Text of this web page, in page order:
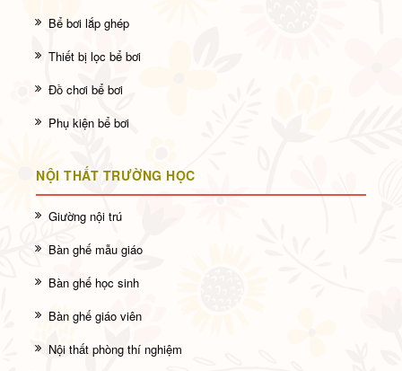
Bể bơi lắp ghép
Thiết bị lọc bể bơi
Đồ chơi bể bơi
Phụ kiện bể bơi
NỘI THẤT TRƯỜNG HỌC
Giường nội trú
Bàn ghế mẫu giáo
Bàn ghế học sinh
Bàn ghế giáo viên
Nội thất phòng thí nghiệm